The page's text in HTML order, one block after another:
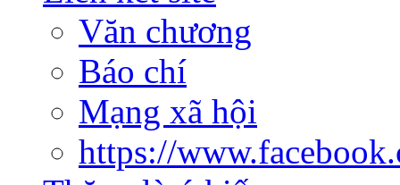
Văn chương
Báo chí
Mạng xã hội
https://